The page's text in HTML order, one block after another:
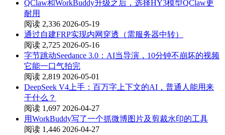
QClaw和WorkBuddy升级之后，选择HY3模型QClaw更
耐用
阅读 2,336 2026-05-19
通过自建FRP实现内网穿透（需服务器中转）
阅读 2,725 2026-05-16
字节跳动Seedance 3.0：AI当导演，10分钟不崩坏的视频
它能一口气拍完
阅读 2,819 2026-05-01
DeepSeek V4上手：百万字上下文的AI，普通人能用来
干什么？
阅读 1,697 2026-04-27
用WorkBuddy写了一个抓微博图片及剪裁水印的工具
阅读 1,446 2026-04-27